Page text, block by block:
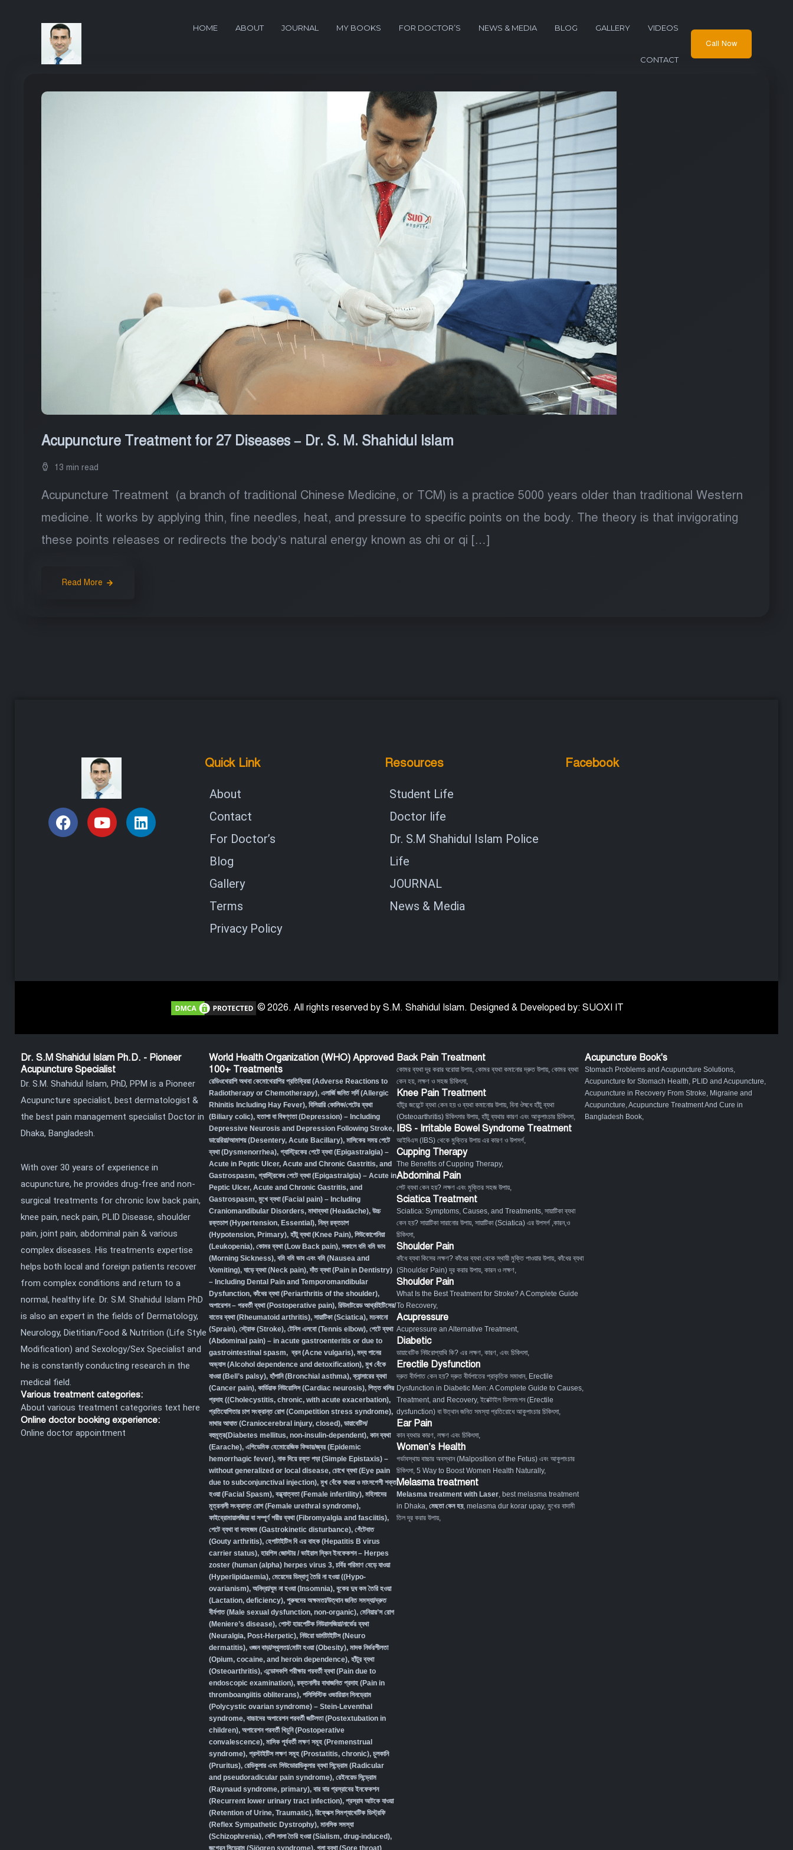
HOME ABOUT JOURNAL MY BOOKS FOR DOCTOR’S NEWS & MEDIA BLOG GALLERY VIDEOS
CONTACT
Call Now
Acupuncture Treatment for 27 Diseases – Dr. S. M. Shahidul Islam
13 min read
Acupuncture Treatment (a branch of traditional Chinese Medicine, or TCM) is a practice 5000 years older than traditional Western
medicine. It works by applying thin, fine needles, heat, and pressure to specific points on the body. The theory is that invigorating
these points releases or redirects the body’s natural energy known as chi or qi […]
Read More
Quick Link
About
Contact
For Doctor’s
Blog
Gallery
Terms
Privacy Policy
Resources
Student Life
Doctor life
Dr. S.M Shahidul Islam Police
Life
JOURNAL
News & Media
Facebook
© 2026. All rights reserved by S.M. Shahidul Islam. Designed & Developed by: SUOXI IT
Dr. S.M Shahidul Islam Ph.D. - Pioneer
Acupuncture Specialist
Dr. S.M. Shahidul Islam, PhD, PPM is a Pioneer
Acupuncture specialist, best dermatologist &
the best pain management specialist Doctor in
Dhaka, Bangladesh.
With over 30 years of experience in
acupuncture, he provides drug-free and non-
surgical treatments for chronic low back pain,
knee pain, neck pain, PLID Disease, shoulder
pain, joint pain, abdominal pain & various
complex diseases. His treatments expertise
helps both local and foreign patients recover
from complex conditions and return to a
normal, healthy life. Dr. S.M. Shahidul Islam PhD
is also an expert in the fields of Dermatology,
Neurology, Dietitian/Food & Nutrition (Life Style
Modification) and Sexology/Sex Specialist and
he is constantly conducting research in the
medical field.
Various treatment categories:
About various treatment categories text here
Online doctor booking experience:
Online doctor appointment
World Health Organization (WHO) Approved
100+ Treatments
রেডিওথেরাপি অথবা কেমোথেরাপির প্রতিক্রিয়া (Adverse Reactions to
Radiotherapy or Chemotherapy), এলার্জি জনিত সর্দি (Allergic
Rhinitis Including Hay Fever), বিলিয়ারি কোলিক/পেটের ব্যথা
(Biliary colic), হতাশা বা বিষণ্ণতা (Depression) – Including
Depressive Neurosis and Depression Following Stroke,
ডায়েরিয়া/আমাশয় (Desentery, Acute Bacillary), মাসিকের সময় পেটে
ব্যথা (Dysmenorrhea), গ্যাস্ট্রিকের পেটে ব্যথা (Epigastralgia) –
Acute in Peptic Ulcer, Acute and Chronic Gastritis, and
Gastrospasm, গ্যাস্ট্রিকের পেটে ব্যথা (Epigastralgia) – Acute in
Peptic Ulcer, Acute and Chronic Gastritis, and
Gastrospasm, মুখে ব্যথা (Facial pain) – Including
Craniomandibular Disorders, মাথাব্যথা (Headache), উচ্চ
রক্তচাপ (Hypertension, Essential), নিম্ন রক্তচাপ
(Hypotension, Primary), হাঁটু ব্যথা (Knee Pain), লিউকোপেনিয়া
(Leukopenia), কোমর ব্যথা (Low Back pain), সকালে বমি বমি ভাব
(Morning Sickness), বমি বমি ভাব এবং বমি (Nausea and
Vomiting), ঘাড়ে ব্যথা (Neck pain),দাঁত ব্যথা (Pain in Dentistry)
– Including Dental Pain and Temporomandibular
Dysfunction, কাঁধের ব্যথা (Periarthritis of the shoulder),
অপারেশন – পরবর্তী ব্যথা (Postoperative pain), রিউমাটয়েড আর্থ্রাইটিসের/
বাতের ব্যথা (Rheumatoid arthritis), সায়াটিকা (Sciatica), মচকানো
(Sprain), স্ট্রোক (Stroke), টেনিস এলবো (Tennis elbow), পেটে ব্যথা
(Abdominal pain) – in acute gastroenteritis or due to
gastrointestinal spasm, ব্রন (Acne vulgaris), মদ্য পানের
অভ্যাস (Alcohol dependence and detoxification), মুখ বেঁকে
যাওয়া (Bell’s palsy), হাঁপানি (Bronchial asthma),ক্যান্সারের ব্যথা
(Cancer pain), কার্ডিয়াক নিউরোসিস (Cardiac neurosis), পিত্ত থলির
প্রদাহ ((Cholecystitis, chronic, with acute exacerbation),
প্রতিযোগিতার চাপ সংক্রান্ত রোগ (Competition stress syndrome),
মাথার আঘাত (Craniocerebral injury, closed), ডায়াবেটিস/
বহুমূত্র(Diabetes mellitus, non-insulin-dependent), কান ব্যথা
(Earache), এপিডেমিক হেমোরেজিক ফিভার/জ্বর (Epidemic
hemorrhagic fever), নাক দিয়ে রক্ত পড়া (Simple Epistaxis) –
without generalized or local disease, চোখে ব্যথা (Eye pain
due to subconjunctival injection), মুখ বেঁকে যাওয়া ও মাংসপেশী শক্ত
হওয়া (Facial Spasm), বন্ধ্যাত্বতা (Female infertility), মহিলাদের
মূত্রনালী সংক্রান্ত রোগ (Female urethral syndrome),
ফাইব্রোমায়ালজিয়া বা সম্পূর্ণ শরীর ব্যথা (Fibromyalgia and fasciitis),
পেটে ব্যথা বা বদহজম (Gastrokinetic disturbance), গেঁটেবাত
(Gouty arthritis), হেপাটাইটিস বি এর বাহক (Hepatitis B virus
carrier status), হারপিস জোস্টার / ভাইরাল স্কিন ইনফেকশন – Herpes
zoster (human (alpha) herpes virus 3, চর্বির পরিমাণ বেড়ে যাওয়া
(Hyperlipidaemia), মেয়েদের ডিম্বাণু তৈরি না হওয়া ((Hypo-
ovarianism), অনিদ্রা/ঘুম না হওয়া (Insomnia), বুকের দুধ কম তৈরি হওয়া
(Lactation, deficiency), পুরুষদের অক্ষমতা/উত্থান জনিত সমস্যা/দ্রুত
বীর্যপাত (Male sexual dysfunction, non-organic), মেনিয়ার’স রোগ
(Meniere’s disease), পোস্ট হারপেটিক নিউরালজিয়া/নার্ভের ব্যথা
(Neuralgia, Post-Herpetic), নিউরো ডার্মাটাইটিস (Neuro
dermatitis), ওজন বাড়া/স্থূলতা/মোটা হওয়া (Obesity), মাদক নির্ভরশীলতা
(Opium, cocaine, and heroin dependence), হাঁটুর ব্যথা
(Osteoarthritis), এন্ডোসকপি পরীক্ষার পরবর্তী ব্যথা (Pain due to
endoscopic examination), রক্তনালীর বাধাজনিত প্রদাহ (Pain in
thromboangiitis obliterans), পলিসিস্টিক ওভারিয়ান সিনড্রোম
(Polycystic ovarian syndrome) – Stein-Leventhal
syndrome, বাচ্চাদের অপারেশন পরবর্তী জটিলতা (Postextubation in
children), অপারেশন পরবর্তী খিচুনি (Postoperative
convalescence), মাসিক পূর্ববর্তী লক্ষণ সমূহ (Premenstrual
syndrome), প্রস্টাইটিস লক্ষণ সমূহ (Prostatitis, chronic), চুলকানি
(Pruritus), রেডিকুলার এবং সিউডোরাডিকুলার ব্যথা সিন্ড্রোম (Radicular
and pseudoradicular pain syndrome), রেইনয়েড সিন্ড্রোম
(Raynaud syndrome, primary), বার বার প্রস্রাবের ইনফেকশন
(Recurrent lower urinary tract infection), প্রস্রাব আটকে যাওয়া
(Retention of Urine, Traumatic), রিফ্লেক্স সিমপ্যাথেটিক ডিস্ট্রফি
(Reflex Sympathetic Dystrophy), মানসিক সমস্যা
(Schizophrenia), বেশি লালা তৈরি হওয়া (Sialism, drug-induced),
জগ্রেন সিন্ড্রোম (Sjögren syndrome), গলা ব্যথা (Sore throat)
Back Pain Treatment
কোমর ব্যথা দূর করার ঘরোয়া উপায়, কোমর ব্যথা কমানোর দ্রুত উপায়, কোমর ব্যথা
কেন হয়, লক্ষণ ও সহজ চিকিৎসা,
Knee Pain Treatment
হাঁটুর জয়েন্টে ব্যথা কেন হয় ও ব্যথা কমানোর উপায়, বিনা ঔষধে হাঁটু ব্যথা
(Osteoarthritis) চিকিৎসার উপায়, হাঁটু ব্যথার কারণ এবং আকুপাংচার চিকিৎসা,
IBS - Irritable Bowel Syndrome Treatment
আইবিএস (IBS) থেকে মুক্তির উপায় এর কারণ ও উপসর্গ,
Cupping Therapy
The Benefits of Cupping Therapy,
Abdominal Pain
পেট ব্যথা কেন হয়? লক্ষণ এবং মুক্তির সহজ উপায়,
Sciatica Treatment
Sciatica: Symptoms, Causes, and Treatments, সায়াটিকা ব্যথা
কেন হয়? সায়াটিকা সারানোর উপায়, সায়াটিকা (Sciatica) এর উপসর্গ ,কারন,ও
চিকিৎসা,
Shoulder Pain
কাঁধে ব্যথা কিসের লক্ষণ? কাঁধের ব্যথা থেকে স্থায়ী মুক্তি পাওয়ার উপায়, কাঁধের ব্যথা
(Shoulder Pain) দূর করার উপায়, কারন ও লক্ষণ,
Shoulder Pain
What Is the Best Treatment for Stroke? A Complete Guide
To Recovery,
Acupressure
Acupressure an Alternative Treatment,
Diabetic
ডায়াবেটিক নিউরোপ্যাথি কি? এর লক্ষণ, কারণ, এবং চিকিৎসা,
Erectile Dysfunction
দ্রুত বীর্যপাত কেন হয়? দ্রুত বীর্যপাতের প্রাকৃতিক সমাধান, Erectile
Dysfunction in Diabetic Men: A Complete Guide to Causes,
Treatment, and Recovery, ইরেক্টাইল ডিসফাংশন (Erectile
dysfunction) বা উত্থান জনিত সমস্যা প্রতিরোধে আকুপাংচার চিকিৎসা,
Ear Pain
কান ব্যথার কারণ, লক্ষণ এবং চিকিৎসা,
Women’s Health
গর্ভাবস্থায় বাচ্চার অবস্থান (Malposition of the Fetus) এবং আকুপাংচার
চিকিৎসা, 5 Way to Boost Women Health Naturally,
Melasma treatment
Melasma treatment with Laser, best melasma treatment
in Dhaka, মেছতা কেন হয়, melasma dur korar upay, মুখের বাদামী
তিল দূর করার উপায়,
Acupuncture Book's
Stomach Problems and Acupuncture Solutions,
Acupuncture for Stomach Health, PLID and Acupuncture,
Acupuncture in Recovery From Stroke, Migraine and
Acupuncture,Acupuncture Treatment And Cure in
Bangladesh Book,